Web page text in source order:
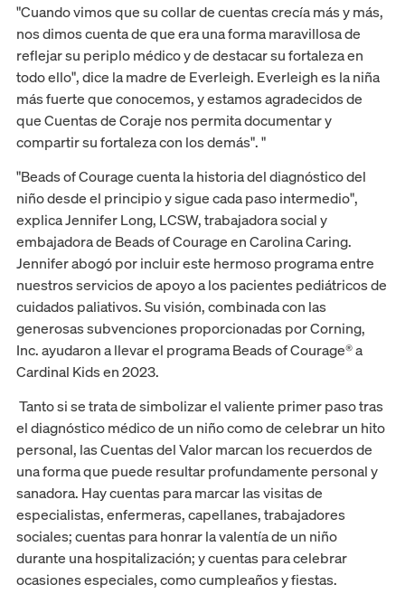
"Cuando vimos que su collar de cuentas crecía más y más,
nos dimos cuenta de que era una forma maravillosa de
reflejar su periplo médico y de destacar su fortaleza en
todo ello", dice la madre de Everleigh. Everleigh es la niña
más fuerte que conocemos, y estamos agradecidos de
que Cuentas de Coraje nos permita documentar y
compartir su fortaleza con los demás". "
"Beads of Courage cuenta la historia del diagnóstico del
niño desde el principio y sigue cada paso intermedio",
explica Jennifer Long, LCSW, trabajadora social y
embajadora de Beads of Courage en Carolina Caring.
Jennifer abogó por incluir este hermoso programa entre
nuestros servicios de apoyo a los pacientes pediátricos de
cuidados paliativos. Su visión, combinada con las
generosas subvenciones proporcionadas por Corning,
Inc. ayudaron a llevar el programa Beads of Courage® a
Cardinal Kids en 2023.
Tanto si se trata de simbolizar el valiente primer paso tras
el diagnóstico médico de un niño como de celebrar un hito
personal, las Cuentas del Valor marcan los recuerdos de
una forma que puede resultar profundamente personal y
sanadora. Hay cuentas para marcar las visitas de
especialistas, enfermeras, capellanes, trabajadores
sociales; cuentas para honrar la valentía de un niño
durante una hospitalización; y cuentas para celebrar
ocasiones especiales, como cumpleaños y fiestas.